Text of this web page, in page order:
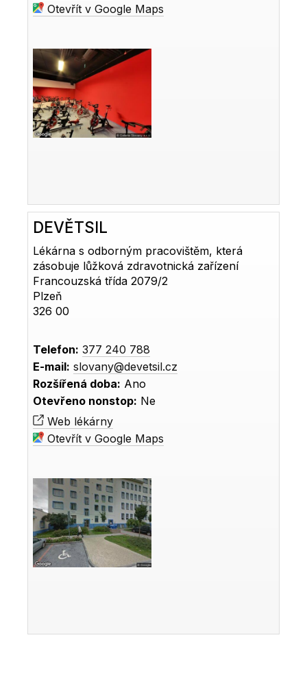
Otevřít v Google Maps
DEVĚTSIL
Lékárna s odborným pracovištěm, která
zásobuje lůžková zdravotnická zařízení
Francouzská třída 2079/2
Plzeň
326 00
Telefon: 377 240 788
E-mail: slovany@devetsil.cz
Rozšířená doba: Ano
Otevřeno nonstop: Ne
Web lékárny
Otevřít v Google Maps